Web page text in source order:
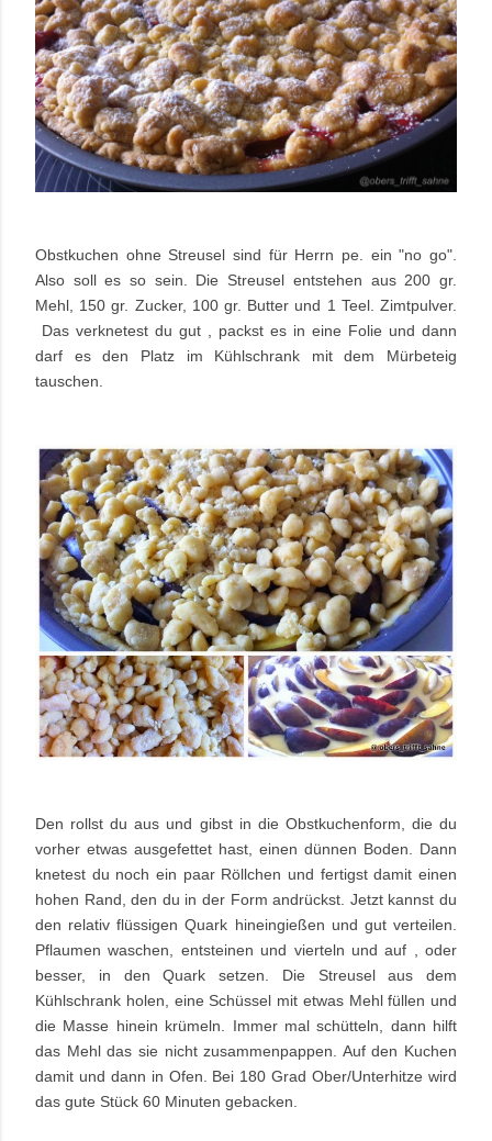
Obstkuchen ohne Streusel sind für Herrn pe. ein "no go".
Also soll es so sein. Die Streusel entstehen aus 200 gr.
Mehl, 150 gr. Zucker, 100 gr. Butter und 1 Teel. Zimtpulver.
Das verknetest du gut , packst es in eine Folie und dann
darf es den Platz im Kühlschrank mit dem Mürbeteig
tauschen.
Den rollst du aus und gibst in die Obstkuchenform, die du
vorher etwas ausgefettet hast, einen dünnen Boden. Dann
knetest du noch ein paar Röllchen und fertigst damit einen
hohen Rand, den du in der Form andrückst. Jetzt kannst du
den relativ flüssigen Quark hineingießen und gut verteilen.
Pflaumen waschen, entsteinen und vierteln und auf , oder
besser, in den Quark setzen. Die Streusel aus dem
Kühlschrank holen, eine Schüssel mit etwas Mehl füllen und
die Masse hinein krümeln. Immer mal schütteln, dann hilft
das Mehl das sie nicht zusammenpappen. Auf den Kuchen
damit und dann in Ofen. Bei 180 Grad Ober/Unterhitze wird
das gute Stück 60 Minuten gebacken.